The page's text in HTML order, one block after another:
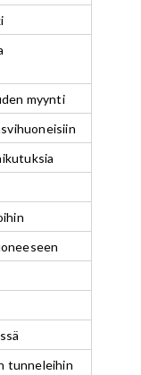
myynti
tunneleihin